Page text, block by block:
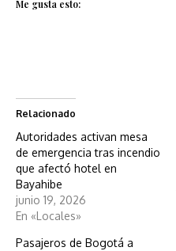
Me gusta esto:
Relacionado
Autoridades activan mesa
de emergencia tras incendio
que afectó hotel en
Bayahibe
junio 19, 2026
En «Locales»
Pasajeros de Bogotá a